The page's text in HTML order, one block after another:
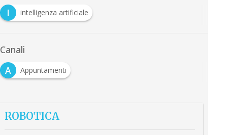
I
intelligenza artificiale
Canali
A
Appuntamenti
ROBOTICA